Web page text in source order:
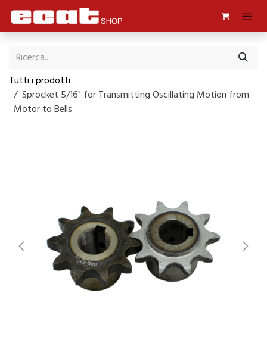
Passa al contenuto
Tutti i prodotti
Sprocket 5/16" for Transmitting Oscillating Motion from
Motor to Bells